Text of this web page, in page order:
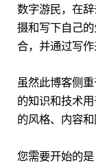
数字游民，在
摄和写下自己
合，并通过写作
虽然此博客侧
的知识和技术
的风格、内容和
您需要开始的是